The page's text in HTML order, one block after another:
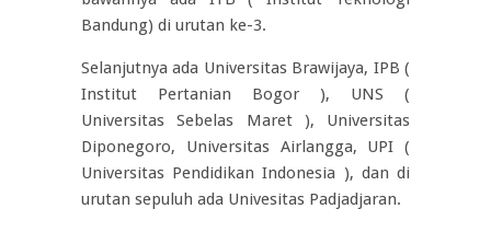
Bandung) di urutan ke-3.
Selanjutnya ada Universitas Brawijaya, IPB (
Institut Pertanian Bogor ), UNS (
Universitas Sebelas Maret ), Universitas
Diponegoro, Universitas Airlangga, UPI (
Universitas Pendidikan Indonesia ), dan di
urutan sepuluh ada Univesitas Padjadjaran.